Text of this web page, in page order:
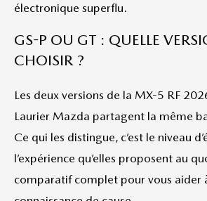
électronique superflu.
GS-P OU GT : QUELLE
CHOISIR ?
Les deux versions de la MX-5 RF
Laurier Mazda partagent la même
Ce qui les distingue, c’est le niveau
l’expérience qu’elles proposent au
comparatif complet pour vous aider